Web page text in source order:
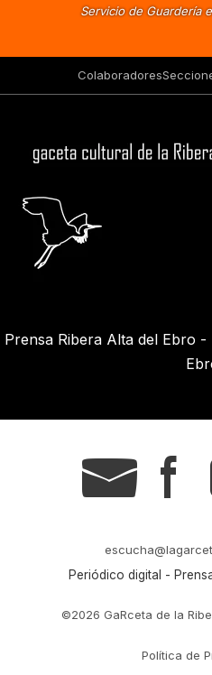
Servicio de Guardería
Colaboradores
Prensa Ribera Alta del Ebro
g s
Periódico digital -
©2026 GaRceta de la
Política de